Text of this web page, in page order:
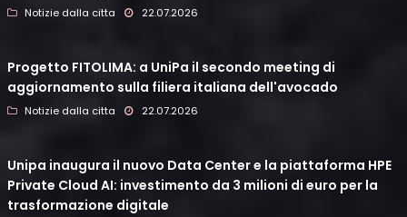
Notizie dalla citta 22.07.2026
Progetto FITOLIMA: a UniPa il secondo meeting di
aggiornamento sulla filiera italiana dell'avocado
Notizie dalla citta 22.07.2026
Unipa inaugura il nuovo Data Center e la piattaforma HPE
Private Cloud AI: investimento da 3 milioni di euro per la
trasformazione digitale